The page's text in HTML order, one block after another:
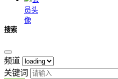
搜索
频道
关键词